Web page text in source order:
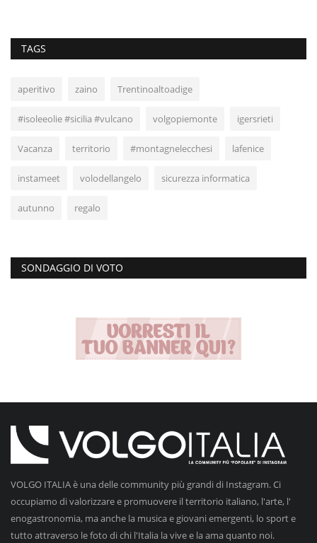
TAGS
aperitivo zaino Trentinoaltoadige
#isoleeolie #sicilia #vulcano volgopiemonte igersrieti
Vacanza territorio #montagnelecchesi lafenice
instameet volodellangelo sicurezza informatica
autunno regalo
SONDAGGIO DI VOTO
VOLGO ITALIA è una delle community più grandi di Instagram. Ci
occupiamo di valorizzare e promuovere il territorio italiano, l'arte, l'
enogastronomia, ma anche la musica e giovani emergenti, lo sport e
tutto attraverso le foto di chi l'Italia la vive e la ama quanto noi.